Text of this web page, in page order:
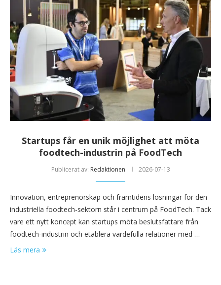
Startups får en unik möjlighet att möta
foodtech-industrin på FoodTech
Publicerat av: Redaktionen 2026-07-13
Innovation, entreprenörskap och framtidens lösningar för den
industriella foodtech-sektorn står i centrum på FoodTech. Tack
vare ett nytt koncept kan startups möta beslutsfattare från
foodtech-industrin och etablera värdefulla relationer med …
Läs mera